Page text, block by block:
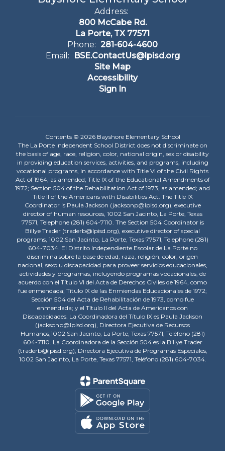
Address:
800 McCabe Rd.
La Porte, TX 77571
Phone: 281-604-4600
Email:
BSE.ContactUs@lpisd.org
Site Map
Accessibility
Sign In
Contents © 2026 Bayshore Elementary School
The La Porte Independent School District does not discriminate on
the basis of age, race, religion, color, national origin, sex or disability
in providing education services, activities, and programs, including
vocational programs, in accordance with Title VI of the Civil Rights
Act of 1964, as amended; Title IX of the Educational Amendments of
1972; Section 504 of the Rehabilitation Act of 1973, as amended; and
Title II of the Americans with Disabilities Act. The Title IX
Coordinator is Paula Jackson (jacksonp@lpisd.org), executive
director of human resources, 1002 San Jacinto, La Porte, Texas
77571, Telephone (281) 604-7110. The Section 504 Coordinator is
Billye Trader (traderb@lpisd.org), executive director of special
programs, 1002 San Jacinto, La Porte, Texas 77571, Telephone (281)
604-7034. El Distrito Independiente Escolar de La Porte no
discrimina sobre la base de edad, raza, religión, color, origen
nacional, sexo u discapacidad para proveer servicios educacionales,
actividades y programas, incluyendo programas vocacionales, de
acuerdo con el Título VI del Acta de Derechos Civiles de 1964, como
fue enmendada; Título IX de las Enmiendas Educacionales de 1972;
Sección 504 del Acta de Rehabilitación de 1973, como fue
enmendada; y el Título II del Acta de Americanos con
Discapacidades. La Coordinadora del Título IX es Paula Jackson
(jacksonp@lpisd.org), Directora Ejecutiva de Recursos
Humanos,1002 San Jacinto, La Porte, Texas 77571, Teléfono (281)
604-7110. La Coordinadora de la Sección 504 es la Billye Trader
(traderb@lpisd.org), Directora Ejecutiva de Programas Especiales,
1002 San Jacinto, La Porte, Texas 77571, Teléfono (281) 604-7034.